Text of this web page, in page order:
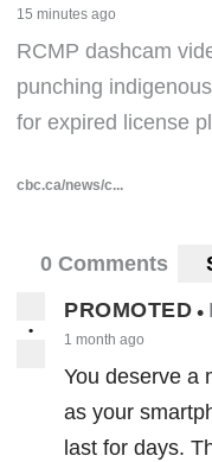
15 minutes ago
RCMP dashcam
punching
for expired license
cbc.ca/news/c...
0 Comments
•
PROMOTED •
1 month ago
You deserve a
as your
last for days.